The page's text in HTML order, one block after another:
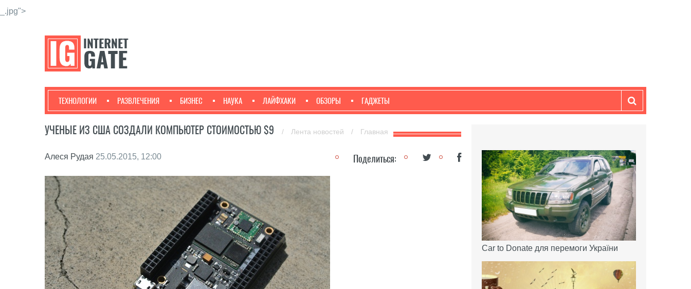
_.jpg">
ТЕХНОЛОГИИ РАЗВЛЕЧЕНИЯ БИЗНЕС НАУКА ЛАЙФХАКИ ОБЗОРЫ ГАДЖЕТЫ
УЧЕНЫЕ ИЗ США СОЗДАЛИ КОМПЬЮТЕР СТОИМОСТЬЮ $9 / Лента новостей / Главная
Алеся Рудая 25.05.2015, 12:00 Поделиться:
Car to Donate для перемоги України